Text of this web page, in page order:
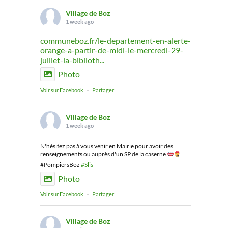
Village de Boz
1 week ago
communeboz.fr/le-departement-en-alerte-
orange-a-partir-de-midi-le-mercredi-29-
juillet-la-biblioth...
Photo
Voir sur Facebook · Partager
Village de Boz
1 week ago
N'hésitez pas à vous venir en Mairie pour avoir des
renseignements ou auprès d'un SP de la caserne
#PompiersBoz #Slis
Photo
Voir sur Facebook · Partager
Village de Boz